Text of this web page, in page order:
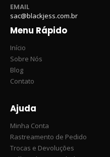
EMAIL
sac@blackjess.com.br
Menu Rápido
Início
Sobre Nós
Blog
Contato
Ajuda
Minha Conta
Rastreamento de Pedido
Trocas e Devoluções